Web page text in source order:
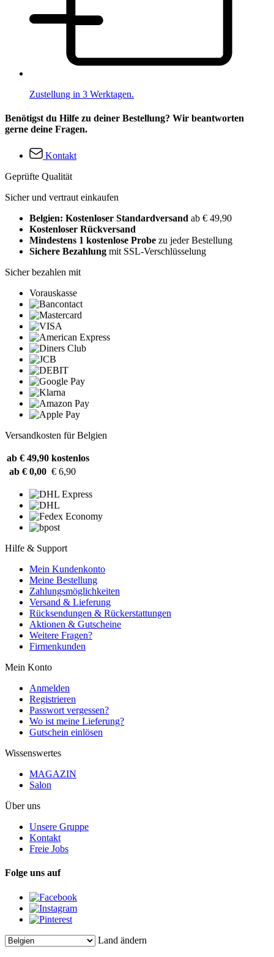
Zustellung in 3 Werktagen.
Benötigst du Hilfe zu deiner Bestellung? Wir beantworten
gerne deine Fragen.
Kontakt
Geprüfte Qualität
Sicher und vertraut einkaufen
Belgien: Kostenloser Standardversand ab € 49,90
Kostenloser Rückversand
Mindestens 1 kostenlose Probe zu jeder Bestellung
Sichere Bezahlung mit SSL-Verschlüsselung
Sicher bezahlen mit
Vorauskasse
Versandkosten für Belgien
ab € 49,90 kostenlos
ab € 0,00 € 6,90
Hilfe & Support
Mein Kundenkonto
Meine Bestellung
Zahlungsmöglichkeiten
Versand & Lieferung
Rücksendungen & Rückerstattungen
Aktionen & Gutscheine
Weitere Fragen?
Firmenkunden
Mein Konto
Anmelden
Registrieren
Passwort vergessen?
Wo ist meine Lieferung?
Gutschein einlösen
Wissenswertes
MAGAZIN
Salon
Über uns
Unsere Gruppe
Kontakt
Freie Jobs
Folge uns auf
Land ändern